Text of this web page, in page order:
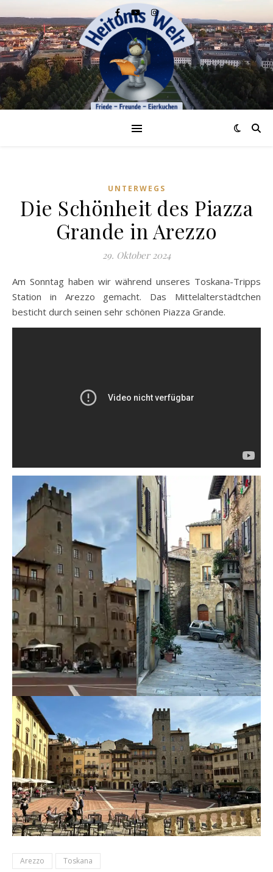
UNTERWEGS
Die Schönheit des Piazza
Grande in Arezzo
29. Oktober 2024
Am Sonntag haben wir während unseres Toskana-Tripps
Station in Arezzo gemacht. Das Mittelalterstädtchen
besticht durch seinen sehr schönen Piazza Grande.
Arezzo Toskana